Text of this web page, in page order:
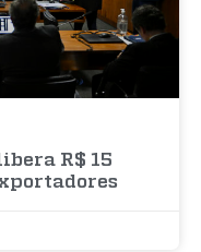
R$ 15